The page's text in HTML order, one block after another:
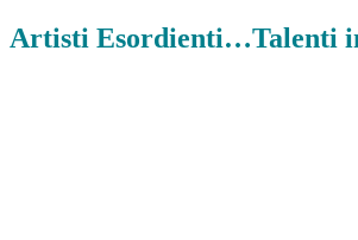
Artisti Esordienti…Talenti